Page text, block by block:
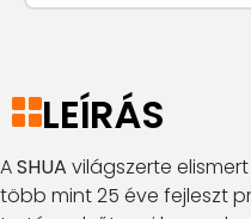
LEÍRÁS
ASHUA világszerte
több mint 25 éve fejleszt